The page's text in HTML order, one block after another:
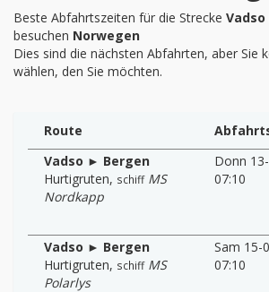
Beste Abfahrtszeiten für die Strecke
besuchen Norwegen
Dies sind die nächsten Abfahrten, aber Sie
wählen, den Sie möchten.
Route
Vadso ► Bergen
Hurtigruten, schiff MS
Nordkapp
Donn
07:10
Vadso ► Bergen
Hurtigruten, schiff MS
Polarlys
Sam 15-
07:10